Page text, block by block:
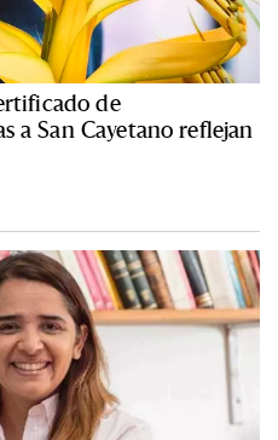
de
a San Cayetano reflejan